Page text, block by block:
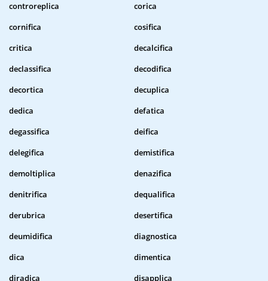
controreplica
corica
cornifica
cosifica
critica
decalcifica
declassifica
decodifica
decortica
decuplica
dedica
defatica
degassifica
deifica
delegifica
demistifica
demoltiplica
denazifica
denitrifica
dequalifica
derubrica
desertifica
deumidifica
diagnostica
dica
dimentica
diradica
disapplica